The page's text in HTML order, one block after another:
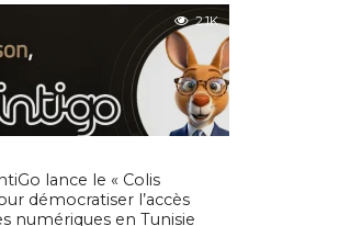
2.1K
lance le « Colis
démocratiser l’accès
numériques en Tunisie